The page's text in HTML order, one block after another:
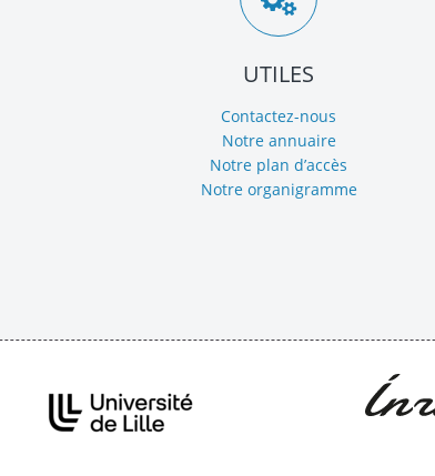
UTILES
Contactez-nous
Notre annuaire
Notre plan d’accès
Notre organigramme